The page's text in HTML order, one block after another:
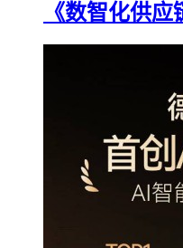
《数智化供应